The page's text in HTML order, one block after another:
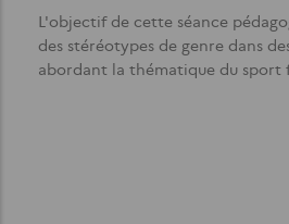
L'objectif de cette séance
des stéréotypes de genre dans
abordant la thématique du sport